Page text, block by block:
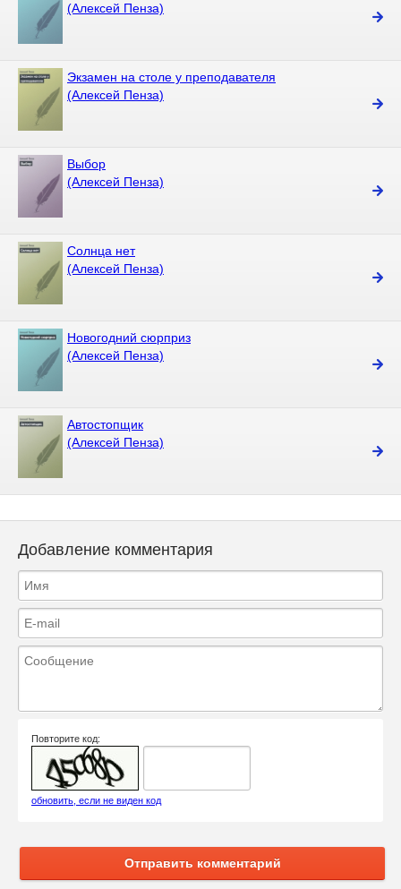
(Алексей Пенза)
Экзамен на столе у преподавателя
(Алексей Пенза)
Выбор
(Алексей Пенза)
Солнца нет
(Алексей Пенза)
Новогодний сюрприз
(Алексей Пенза)
Автостопщик
(Алексей Пенза)
Добавление комментария
Повторите код:
обновить, если не виден код
Отправить комментарий